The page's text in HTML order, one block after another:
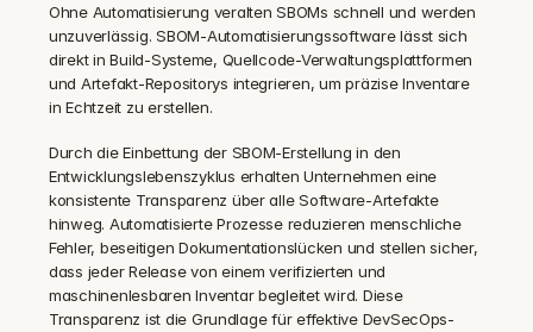
Ohne Automatisierung veralten SBOMs schnell und werden
unzuverlässig. SBOM-Automatisierungssoftware lässt sich
direkt in Build-Systeme, Quellcode-Verwaltungsplattformen
und Artefakt-Repositorys integrieren, um präzise Inventare
in Echtzeit zu erstellen.
Durch die Einbettung der SBOM-Erstellung in den
Entwicklungslebenszyklus erhalten Unternehmen eine
konsistente Transparenz über alle Software-Artefakte
hinweg. Automatisierte Prozesse reduzieren menschliche
Fehler, beseitigen Dokumentationslücken und stellen sicher,
dass jeder Release von einem verifizierten und
maschinenlesbaren Inventar begleitet wird. Diese
Transparenz ist die Grundlage für effektive DevSecOps-